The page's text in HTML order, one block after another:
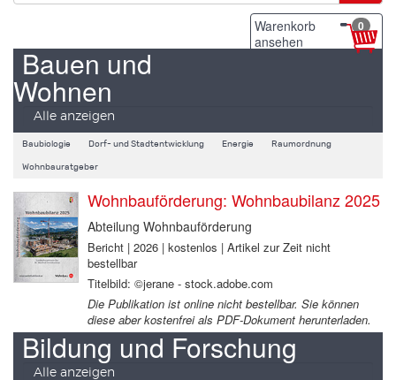
Warenkorb
ansehen
0
Bauen und
Wohnen
Alle anzeigen
Baubiologie Dorf- und Stadtentwicklung Energie Raumordnung
Wohnbauratgeber
Wohnbauförderung: Wohnbaubilanz 2025
Abteilung Wohnbauförderung
Bericht | 2026 | kostenlos | Artikel zur Zeit nicht
bestellbar
Titelbild: ©jerane - stock.adobe.com
Die Publikation ist online nicht bestellbar. Sie können
diese aber kostenfrei als PDF-Dokument herunterladen.
Bildung und Forschung
Alle anzeigen